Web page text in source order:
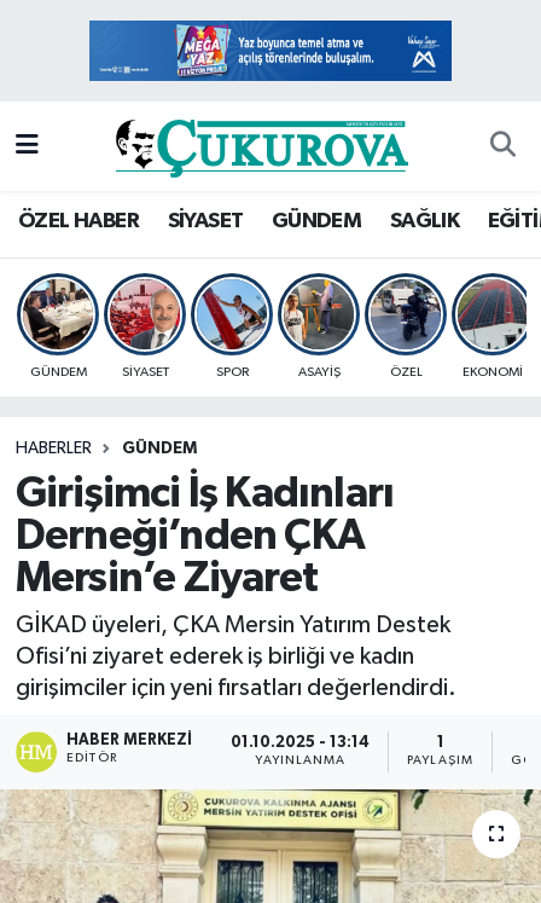
ÖZEL HABER SİYASET GÜNDEM SAĞLIK
GÜNDEM SİYASET SPOR ASAYİŞ ÖZEL EKONOMİ
HABERLER GÜNDEM
Girişimci İş Kadınları
Derneği’nden ÇKA
Mersin’e Ziyaret
GİKAD üyeleri, ÇKA Mersin Yatırım Destek
Ofisi’ni ziyaret ederek iş birliği ve kadın
girişimciler için yeni fırsatları değerlendirdi.
HABER MERKEZI
EDITÖR
01.10.2025 - 13:14
YAYINLANMA PAYLAŞIM
Mersin Hava Durumu
Mersin Namaz Vakitleri
Mersin Trafik Yoğunluk Haritası
Süper Lig Puan Durumu ve Fikstür
Haber Arşivi